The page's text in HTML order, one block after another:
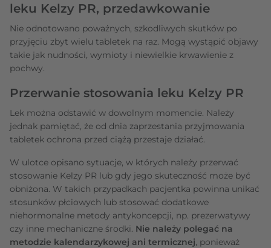
leku Kelzy PR, przedawkowanie
Nie odnotowano poważnych, szkodliwych skutków po
przyjęciu zbyt wielu tabletek na raz. Mogą wystąpić objawy
takie jak nudności, wymioty i niewielkie krwawienie z
pochwy.
Przerwanie stosowania leku Kelzy PR
Lek można odstawić w dowolnym momencie. Należy
jednak pamiętać, że od dnia zaprzestania przyjmowania
tabletek ochrona przed ciążą przestaje działać.
W ulotce opisano sytuacje, w których należy przerwać
stosowanie Kelzy PR lub gdy jego skuteczność może być
obniżona. W takich przypadkach pacjentka powinna unikać
stosunków płciowych lub stosować dodatkowe
niehormonalne metody antykoncepcji, np. prezerwatywy
czy inne mechaniczne środki. Nie należy polegać na
metodzie kalendarzykowej ani termicznej, ponieważ